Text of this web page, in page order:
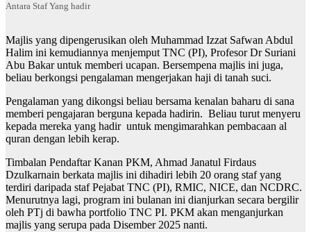
Antara Staf Yang hadir
Majlis yang dipengerusikan oleh Muhammad Izzat Safwan Abdul
Halim ini kemudiannya menjemput TNC (PI), Profesor Dr Suriani
Abu Bakar untuk memberi ucapan. Bersempena majlis ini juga,
beliau berkongsi pengalaman mengerjakan haji di tanah suci.
Pengalaman yang dikongsi beliau bersama kenalan baharu di sana
memberi pengajaran berguna kepada hadirin. Beliau turut menyeru
kepada mereka yang hadir untuk mengimarahkan pembacaan al
quran dengan lebih kerap.
Timbalan Pendaftar Kanan PKM, Ahmad Janatul Firdaus
Dzulkarnain berkata majlis ini dihadiri lebih 20 orang staf yang
terdiri daripada staf Pejabat TNC (PI), RMIC, NICE, dan NCDRC.
Menurutnya lagi, program ini bulanan ini dianjurkan secara bergilir
oleh PTj di bawha portfolio TNC PI. PKM akan menganjurkan
majlis yang serupa pada Disember 2025 nanti.